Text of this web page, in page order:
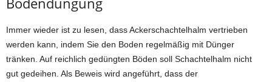
Immer wieder ist zu lesen, dass Ackerschachtelhalm vertrieben
werden kann, indem Sie den Boden regelmäßig mit Dünger
tränken. Auf reichlich gedüngten Böden soll Schachtelhalm nicht
gut gedeihen. Als Beweis wird angeführt, dass der